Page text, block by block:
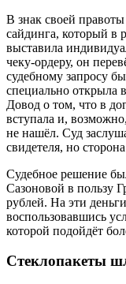
В знак своей
сайдинга, который в
выставила
чеку-ордеру, он
судебному запросу
специально открыла
Довод о том, что в
вступала и,
не нашёл. Суд
свидетеля, но
Судебное решение
Сазоновой в пользу
рублей. На эти
воспользовавшись
которой подойдёт
Стеклопакеты